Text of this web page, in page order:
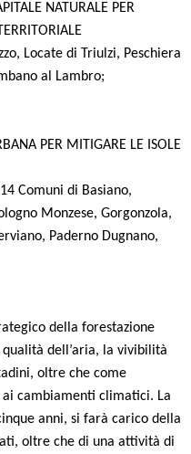
NATURALE PER
Locate di Triulzi, Peschiera
al Lambro;
PER MITIGARE LE ISOLE
Comuni di Basiano,
Monzese, Gorgonzola,
Paderno Dugnano,
della forestazione
dell’aria, la vivibilità
oltre che come
cambiamenti climatici. La
anni, si farà carico della
oltre che di una attività di